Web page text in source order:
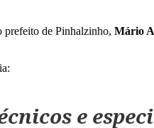
prefeito de Pinhalzinho, Mário
e